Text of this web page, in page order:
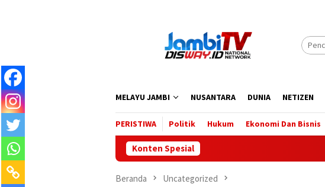
MELAYU JAMBI NUSANTARA DUNIA NETIZEN
PERISTIWA Politik Hukum Ekonomi Dan Bisnis
Konten Spesial
Beranda Uncategorized